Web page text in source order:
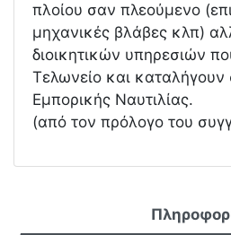
πλοίου σαν πλεούμενο
μηχανικές βλάβες κλπ)
διοικητικών υπηρεσιών
Τελωνείο και καταλήγουν
Εμπορικής Ναυτιλίας.
(από τον πρόλογο του